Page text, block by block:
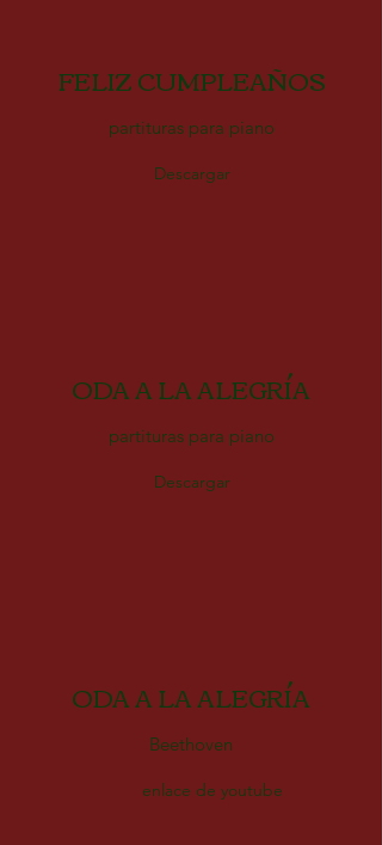
FELIZ CUMPLEAÑOS
partituras para piano
Descargar
ODA A LA ALEGRÍA
partituras para piano
Descargar
ODA A LA ALEGRÍA
Beethoven
enlace de youtube